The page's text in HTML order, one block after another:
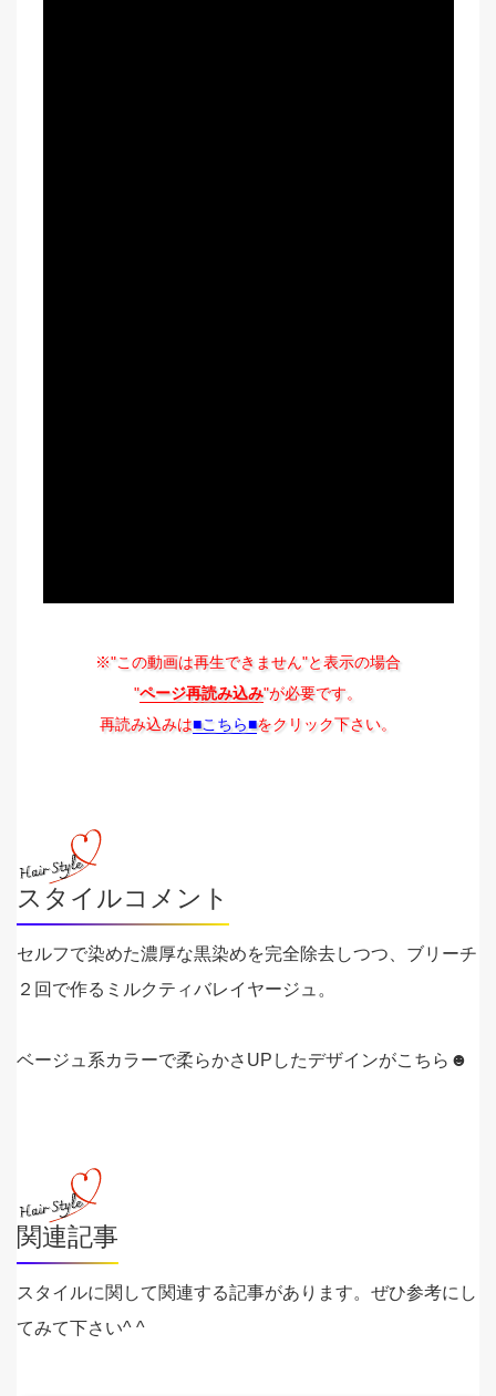
※"この動画は再生できません"と表示の場合
"ページ再読み込み"が必要です。
再読み込みは■こちら■をクリック下さい。
スタイルコメント
セルフで染めた濃厚な黒染めを完全除去しつつ、ブリーチ
２回で作るミルクティバレイヤージュ。
ベージュ系カラーで柔らかさUPしたデザインがこちら☻
関連記事
スタイルに関して関連する記事があります。ぜひ参考にし
てみて下さい^ ^